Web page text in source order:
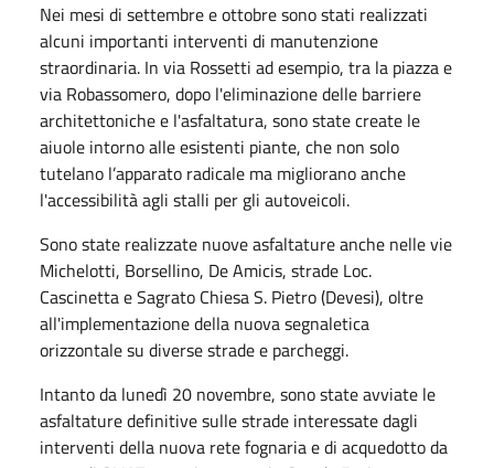
Nei mesi di settembre e ottobre sono stati realizzati
alcuni importanti interventi di manutenzione
straordinaria. In via Rossetti ad esempio, tra la piazza e
via Robassomero, dopo l'eliminazione delle barriere
architettoniche e l'asfaltatura, sono state create le
aiuole intorno alle esistenti piante, che non solo
tutelano l’apparato radicale ma migliorano anche
l'accessibilità agli stalli per gli autoveicoli.
Sono state realizzate nuove asfaltature anche nelle vie
Michelotti, Borsellino, De Amicis, strade Loc.
Cascinetta e Sagrato Chiesa S. Pietro (Devesi), oltre
all'implementazione della nuova segnaletica
orizzontale su diverse strade e parcheggi.
Intanto da lunedì 20 novembre, sono state avviate le
asfaltature definitive sulle strade interessate dagli
interventi della nuova rete fognaria e di acquedotto da